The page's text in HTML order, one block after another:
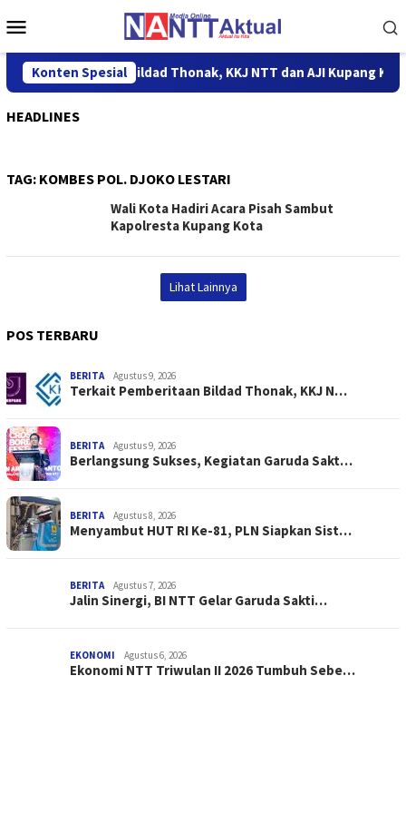
ke
Mobile
Konten Spesial
Pemberitaan Bildad Thonak, KKJ NTT dan AJI Kupang
HEADLINES
TAG: KOMBES POL. DJOKO LESTARI
Wali Kota Hadiri Acara Pisah Sambut
Kapolresta Kupang Kota
Lihat Lainnya
POS TERBARU
BERITA Agustus 9, 2026
Terkait Pemberitaan Bildad Thonak, KKJ N…
BERITA Agustus 9, 2026
Berlangsung Sukses, Kegiatan Garuda Sakt…
BERITA Agustus 8, 2026
Menyambut HUT RI Ke-81, PLN Siapkan Sist…
BERITA Agustus 7, 2026
Jalin Sinergi, BI NTT Gelar Garuda Sakti…
EKONOMI Agustus 6, 2026
Ekonomi NTT Triwulan II 2026 Tumbuh Sebe…